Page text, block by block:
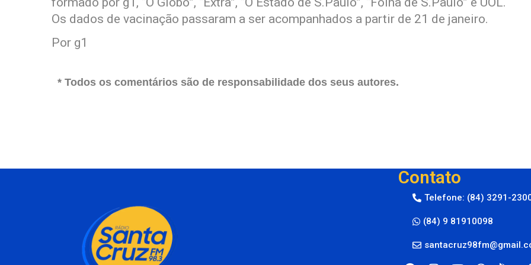
Os dados de vacinação passaram a ser acompanhados a partir de 21 de janeiro.
Por g1
* Todos os comentários são de responsabilidade dos seus autores.
Contato
Telefone: (84) 3291-
(84) 9 81910098